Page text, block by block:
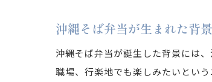
沖縄そば弁当が生まれた背
沖縄そば弁当が誕生した背景には
職場、行楽地でも楽しみたいとい